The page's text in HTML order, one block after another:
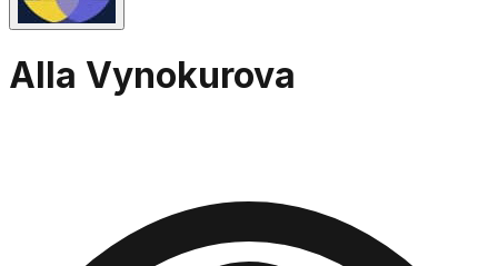
Alla Vynokurova